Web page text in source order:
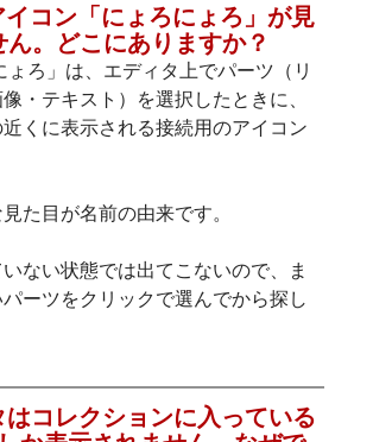
コン「にょろにょろ」が見
。どこにありますか？
ょろ」は、エディタ上でパーツ（リ
・テキスト）を選択したときに、
くに表示される接続用のアイコン
た目が名前の由来です。
ない状態では出てこないので、ま
ーツをクリックで選んでから探し
コレクションに入っている